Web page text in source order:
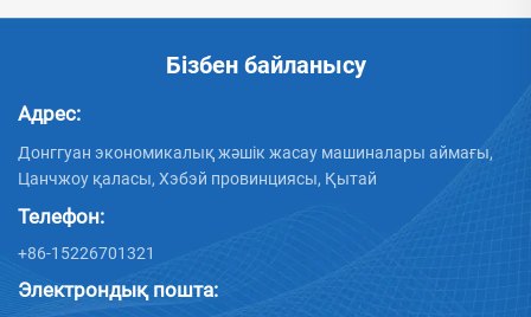
Бізбен байланысу
Адрес:
Донггуан экономикалық жәшік жасау машиналары аймағы,
Цанчжоу қаласы, Хэбэй провинциясы, Қытай
Телефон:
+86-15226701321
Электрондық пошта: